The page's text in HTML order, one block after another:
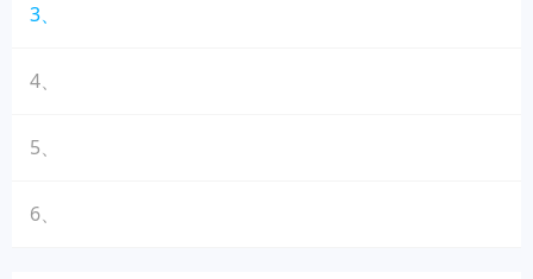
3、
4、
5、
6、